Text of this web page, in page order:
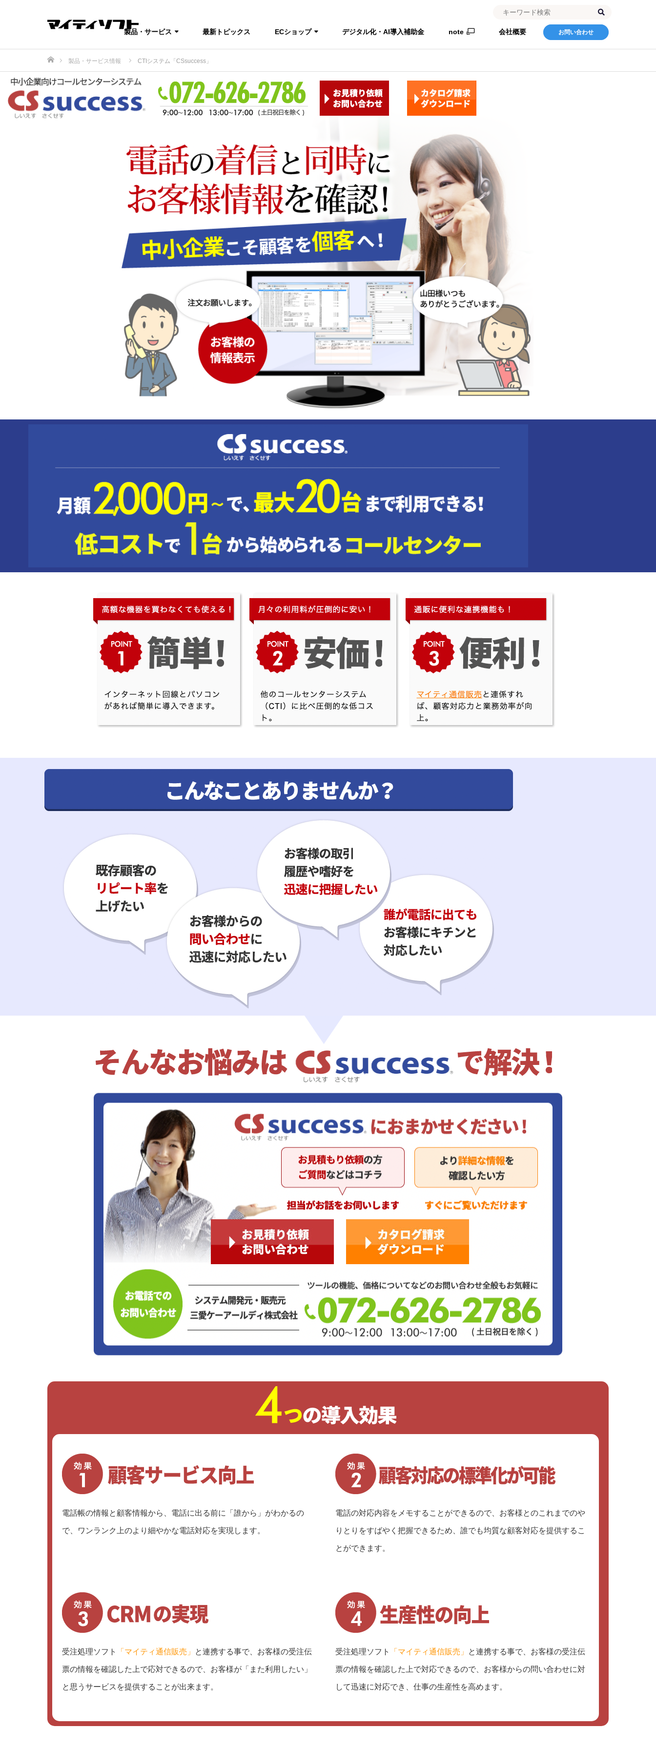
製品・サービス 最新トピックス ECショップ デジタル化・AI導入補助金 note 会社概要 お問い合わせ
製品・サービス情報
CTIシステム「CSsuccess」
電話帳の情報と顧客情報から、電話に出る前に「誰から」がわかるの
で、ワンランク上のより細やかな電話対応を実現します。
電話の対応内容をメモすることができるので、お客様とのこれまでのや
りとりをすばやく把握できるため、誰でも均質な顧客対応を提供するこ
とができます。
受注処理ソフト 「マイティ通信販売」 と連携する事で、お客様の受注伝
票の情報を確認した上で応対できるので、お客様が「また利用したい」
と思うサービスを提供することが出来ます。
受注処理ソフト 「マイティ通信販売」 と連携する事で、お客様の受注伝
票の情報を確認した上で対応できるので、お客様からの問い合わせに対
して迅速に対応でき、仕事の生産性を高めます。